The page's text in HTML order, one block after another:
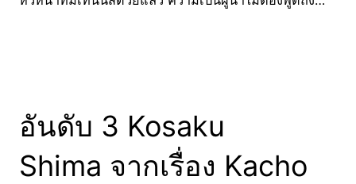
อันดับ 3 Kosaku
Shima จากเรื่อง Kacho